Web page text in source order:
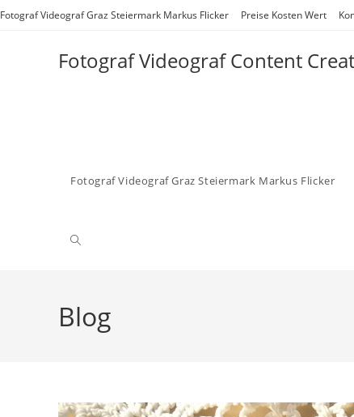
Zum
Fotograf Videograf Graz Steiermark Markus Flicker Preise Kosten Wert
Fotograf Videograf Content
Fotograf Videograf Graz Steiermark Markus Flicker
Website-
Blog